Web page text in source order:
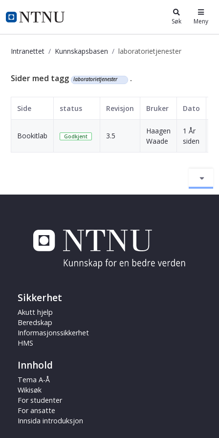
i.ntnu.no Søk Meny
Intranettet Kunnskapsbasen laboratorietjenester
Kunnskapsbasen
Sider med tagg laboratorietjenester .
Side status Revisjon Bruker Dato
Bookitlab Godkjent 3.5
Haagen
Waade
1 År
siden
Sikkerhet
Akutt hjelp
Beredskap
Informasjonssikkerhet
HMS
Innhold
Tema A-Å
Wikisøk
For studenter
For ansatte
Innsida introduksjon